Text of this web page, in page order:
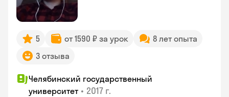
5 от 1590 ₽ за урок
8 лет опыта
3 отзыва
Челябинский государственный
университет • 2017 г.